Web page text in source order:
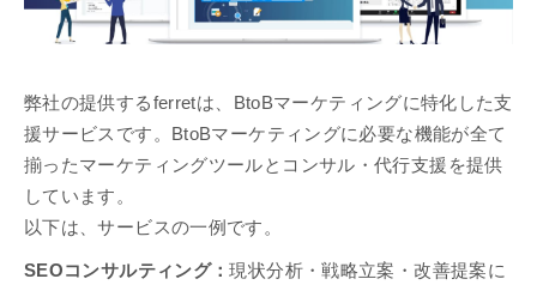
弊社の提供するferretは、BtoBマーケティングに特化した支
援サービスです。BtoBマーケティングに必要な機能が全て
揃ったマーケティングツールとコンサル・代行支援を提供
しています。
以下は、サービスの一例です。
SEOコンサルティング：現状分析・戦略立案・改善提案に